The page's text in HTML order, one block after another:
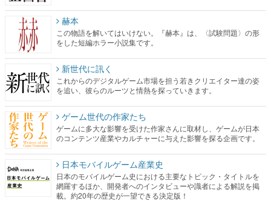
赫本
この物語を解いてはいけない。『赫本』は、〈試験問題〉の形
をした短編ホラー小説集です。
新世代に訊く
これからのデジタルゲーム市場を担う若きクリエイター達の姿
を追い、彼らのルーツと情熱を探っていきます。
ゲーム世代の作家たち
ゲームに多大な影響を受けた作家さんに取材し、ゲームが日本
のコンテンツ産業やカルチャーに与えた影響を探る企画です。
日本モバイルゲーム産業史
日本のモバイルゲーム史における主要なトピック・タイトルを
網羅するほか、開発者へのインタビューや識者による解説を掲
載。約20年の歴史が一望できる決定版！